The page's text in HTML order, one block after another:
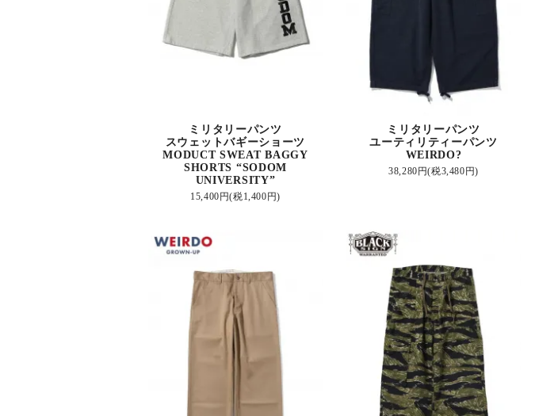
ミリタリーパンツ
スウェットバギーショーツ
MODUCT SWEAT BAGGY
SHORTS “SODOM
UNIVERSITY”
15,400円(税1,400円)
ミリタリーパンツ
ユーティリティーパンツ
WEIRDO?
38,280円(税3,480円)